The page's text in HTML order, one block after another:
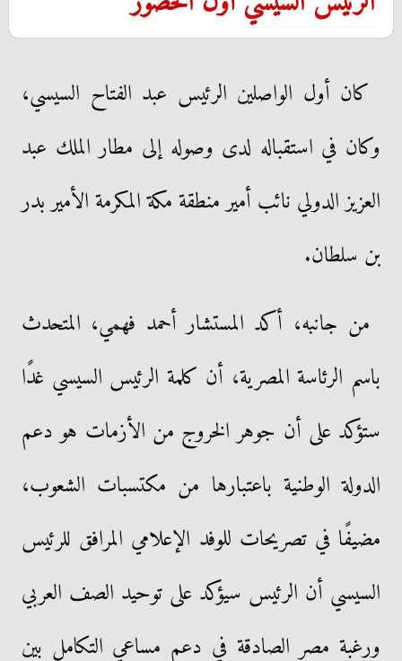
كان أول الواصلين الرئيس عبد الفتاح السيسي،
وكان في استقباله لدى وصوله إلى مطار الملك عبد
العزيز الدولي نائب أمير منطقة مكة المكرمة الأمير بدر
بن سلطان.
من جانبه، أكد المستشار أحمد فهمي، المتحدث
باسم الرئاسة المصرية، أن كلمة الرئيس السيسي غدًا
ستؤكد على أن جوهر الخروج من الأزمات هو دعم
الدولة الوطنية باعتبارها من مكتسبات الشعوب،
مضيفًا في تصريحات للوفد الإعلامي المرافق للرئيس
السيسي أن الرئيس سيؤكد على توحيد الصف العربي
ورغبة مصر الصادقة في دعم مساعي التكامل بين